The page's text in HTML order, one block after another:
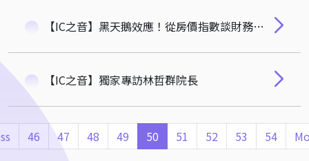
【IC之音】黑天鵝效應！從房價指數談財務風險管理｜清華安富金融工程研究中心/林哲群院長、馬瑞辰執行長、黃裕烈教授
【IC之音】獨家專訪林哲群院長
46 47 48 49 50 51 52 53 54